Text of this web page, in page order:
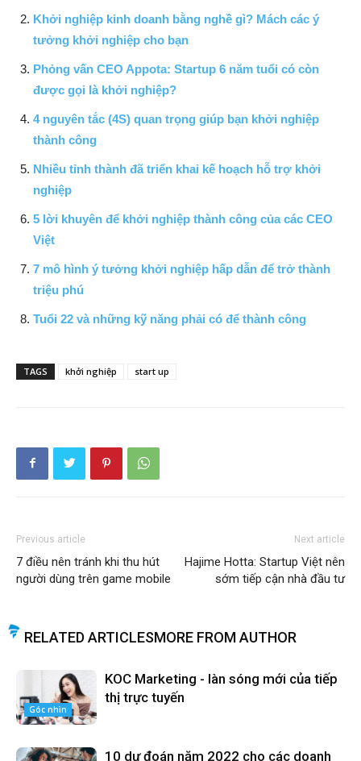
Khởi nghiệp kinh doanh bằng nghề gì? Mách các ý
tưởng khởi nghiệp cho bạn
Phỏng vấn CEO Appota: Startup 6 năm tuổi có còn
được gọi là khởi nghiệp?
4 nguyên tắc (4S) quan trọng giúp bạn khởi nghiệp
thành công
Nhiều tỉnh thành đã triển khai kế hoạch hỗ trợ khởi
nghiệp
5 lời khuyên để khởi nghiệp thành công của các CEO
Việt
7 mô hình ý tưởng khởi nghiệp hấp dẫn để trở thành
triệu phú
Tuổi 22 và những kỹ năng phải có để thành công
TAGS khởi nghiệp start up
Previous article
7 điều nên tránh khi thu hút
người dùng trên game mobile
Next article
Hajime Hotta: Startup Việt nên
sớm tiếp cận nhà đầu tư
RELATED ARTICLESMORE FROM AUTHOR
Góc nhìn
KOC Marketing - làn sóng mới của tiếp
thị trực tuyến
10 dự đoán năm 2022 cho các doanh